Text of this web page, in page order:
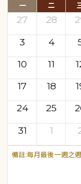
一 二
27 28
3
4
10
11
17
18
24
25
31
1
每月最後一週之